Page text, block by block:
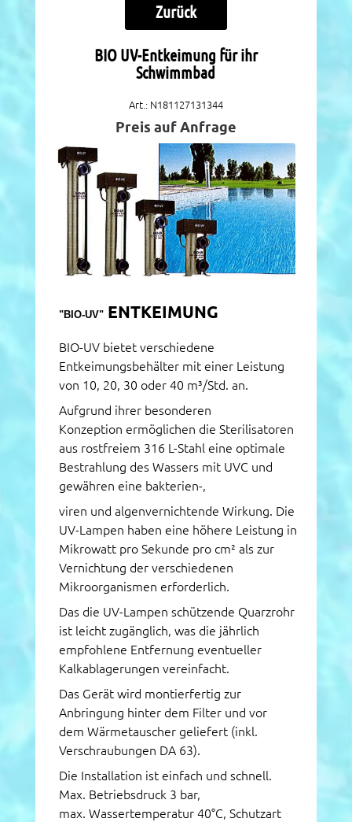
Zurück
BIO UV-Entkeimung für ihr
Schwimmbad
Art.: N181127131344
Preis auf Anfrage
"BIO-UV"ENTKEIMUNG
BIO-UV bietet verschiedene
Entkeimungsbehälter mit einer Leistung
von 10, 20, 30 oder 40 m³/Std. an.
Aufgrund ihrer besonderen
Konzeption ermöglichen die Sterilisatoren
aus rostfreiem 316 L-Stahl eine optimale
Bestrahlung des Wassers mit UVC und
gewähren eine bakterien-,
viren und algenvernichtende Wirkung. Die
UV-Lampen haben eine höhere Leistung in
Mikrowatt pro Sekunde pro cm² als zur
Vernichtung der verschiedenen
Mikroorganismen erforderlich.
Das die UV-Lampen schützende Quarzrohr
ist leicht zugänglich, was die jährlich
empfohlene Entfernung eventueller
Kalkablagerungen vereinfacht.
Das Gerät wird montierfertig zur
Anbringung hinter dem Filter und vor
dem Wärmetauscher geliefert (inkl.
Verschraubungen DA 63).
Die Installation ist einfach und schnell.
Max. Betriebsdruck 3 bar,
max. Wassertemperatur 40°C, Schutzart